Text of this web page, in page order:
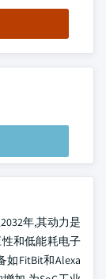
年,其动力是
和低能耗电子
如FitBit和Alexa